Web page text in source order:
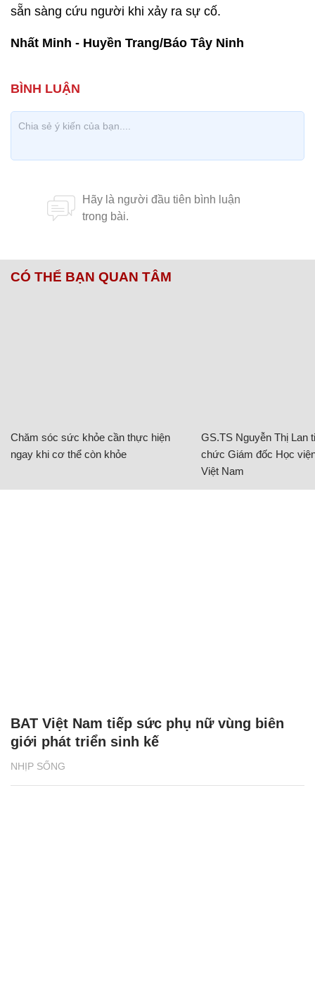
sẵn sàng cứu người khi xảy ra sự cố.
Nhất Minh - Huyền Trang/Báo Tây Ninh
CÓ THỂ BẠN QUAN TÂM
Chăm sóc sức khỏe cần thực hiện
ngay khi cơ thể còn khỏe
GS.TS Nguyễn Thị Lan
chức Giám đốc Học
Việt Nam
NHỊP SỐNG
BAT Việt Nam tiếp sức phụ nữ vùng biên
giới phát triển sinh kế